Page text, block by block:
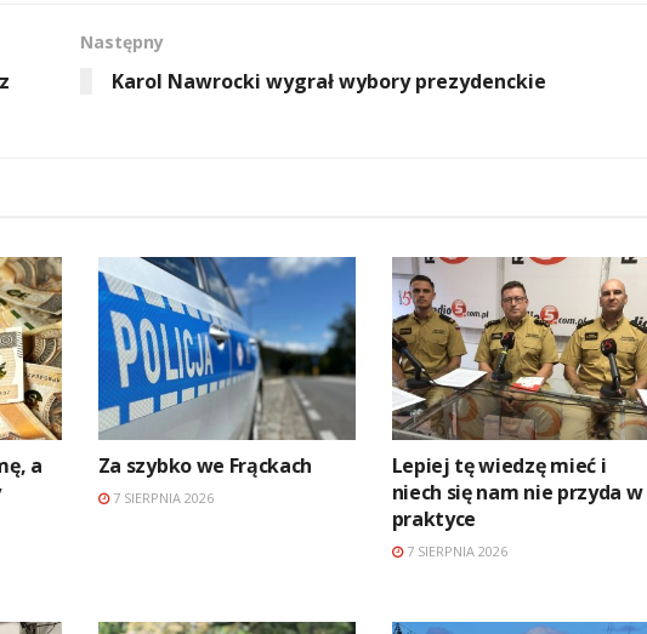
Następny
Karol Nawrocki wygrał wybory prezydenckie
a
Za szybko we Frąckach
7 SIERPNIA 2026
Lepiej tę wiedzę mieć i
niech się nam nie przyda w
praktyce
7 SIERPNIA 2026